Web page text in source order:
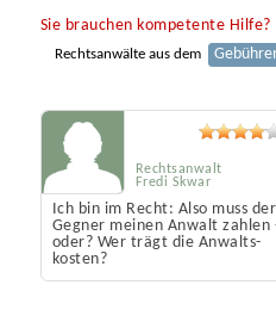
Sie brauchen kompetente Hilfe?
Rechtsanwälte aus dem
Ich bin im Recht: Also muss der
Gegner meinen Anwalt zahlen
oder? Wer trägt die Anwalts­
kosten?
Rechtsanwalt
Fredi Skwar